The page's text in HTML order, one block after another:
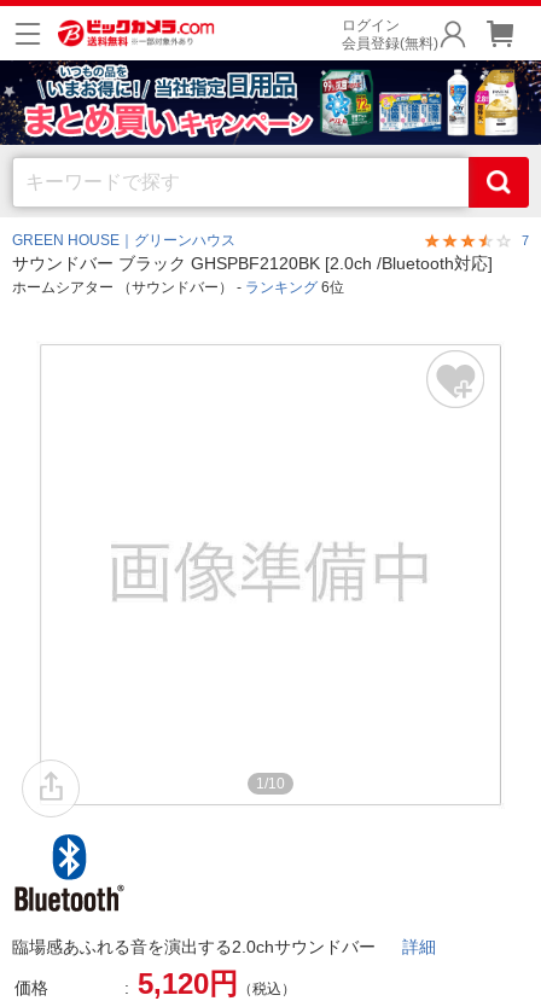
ログイン
会員登録(無料)
GREEN HOUSE｜グリーンハウス 7
サウンドバー ブラック GHSPBF2120BK [2.0ch /Bluetooth対応]
ホームシアター （サウンドバー） - ランキング 6位
1/10
臨場感あふれる音を演出する2.0chサウンドバー 詳細
価格 5,120円 （税込）